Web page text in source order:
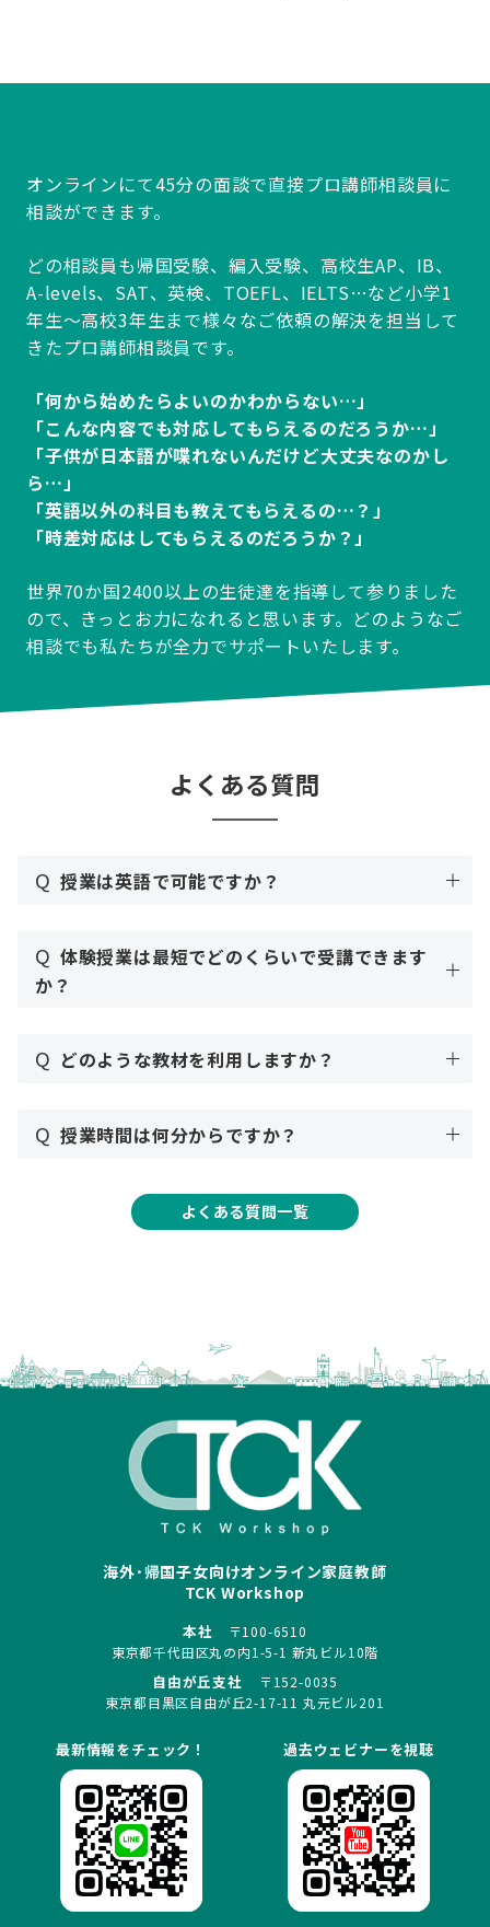
オンラインにて45分の面談で直接プロ講師相談員に
相談ができます。
どの相談員も帰国受験、編入受験、高校生AP、IB、
A-levels、SAT、英検、TOEFL、IELTS…など小学1
年生～高校3年生まで様々なご依頼の解決を担当して
きたプロ講師相談員です。
「何から始めたらよいのかわからない…」
「こんな内容でも対応してもらえるのだろうか…」
「子供が日本語が喋れないんだけど大丈夫なのかし
ら…」
「英語以外の科目も教えてもらえるの…？」
「時差対応はしてもらえるのだろうか？」
世界70か国2400以上の生徒達を指導して参りました
ので、きっとお力になれると思います。どのようなご
相談でも私たちが全力でサポートいたします。
よくある質問
Q 授業は英語で可能ですか？
Q 体験授業は最短でどのくらいで受講できます
か？
Q どのような教材を利用しますか？
Q 授業時間は何分からですか？
よくある質問一覧
海外･帰国子女向けオンライン家庭教師
TCK Workshop
本社
〒100-6510
東京都千代田区丸の内1-5-1 新丸ビル10階
自由が丘支社
〒152-0035
東京都目黒区自由が丘2-17-11 丸元ビル201
最新情報をチェック！ 過去ウェビナーを視聴